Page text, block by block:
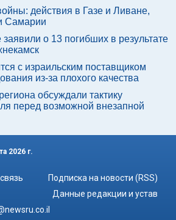
действия в Газе и Ливане,
Самарии
заявили о 13 погибших в результате
с израильским поставщиком
из-за плохого качества
обсуждали тактику
перед возможной внезапной
2026 г.
Подписка на новости (RSS)
Данные редакции и устав